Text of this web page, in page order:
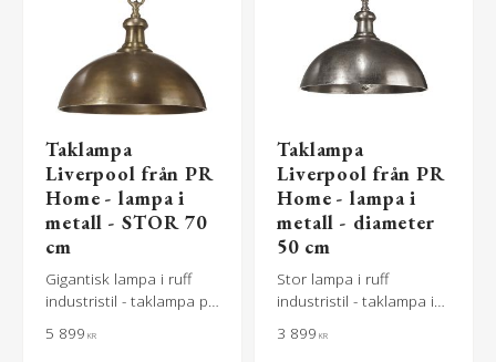
Taklampa
Liverpool från PR
Home - lampa i
metall - STOR 70
cm
Gigantisk lampa i ruff
industristil - taklampa på
5 899 KR
Taklampa
Liverpool från PR
Home - lampa i
metall - diameter
50 cm
Stor lampa i ruff
industristil - taklampa i
diameter
3 899 KR